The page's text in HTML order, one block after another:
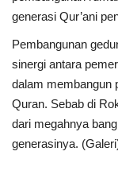
generasi Qur’ani
Pembangunan
sinergi antara
dalam membangun
Quran. Sebab di
dari megahnya
generasinya.